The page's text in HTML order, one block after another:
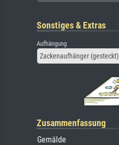
Sonstiges & Extras
Aufhängung
Zackenaufhänger (gesteckt)
Zusammenfassung
Gemälde